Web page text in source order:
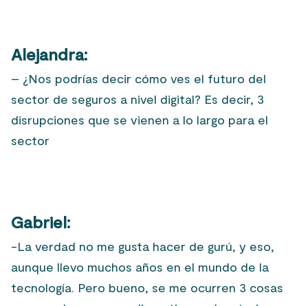
Alejandra:
– ¿Nos podrías decir cómo ves el futuro del
sector de seguros a nivel digital? Es decir, 3
disrupciones que se vienen a lo largo para el
sector
Gabriel:
-La verdad no me gusta hacer de gurú, y eso,
aunque llevo muchos años en el mundo de la
tecnología. Pero bueno, se me ocurren 3 cosas